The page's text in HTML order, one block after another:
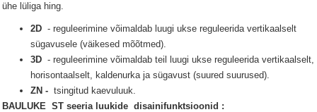
ühe lüliga hing.
2D - reguleerimine võimaldab luugi ukse reguleerida vertikaalselt
sügavusele (väikesed mõõtmed).
3D - reguleerimine võimaldab teil luugi ukse reguleerida vertikaalselt,
horisontaalselt, kaldenurka ja sügavust (suured suurused).
ZN - tsingitud kaevuluuk.
BAULUKE ST seeria luukide disainifunktsioonid :